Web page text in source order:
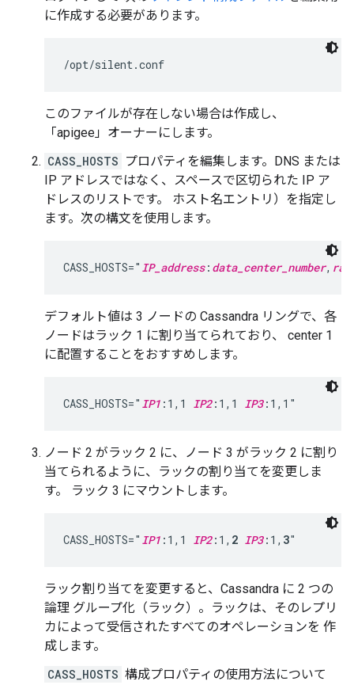
に作成する必要があります。
/opt/silent.conf
このファイルが存在しない場合は作成し、
「apigee」オーナーにします。
CASS_HOSTS プロパティを編集します。DNS または
IP アドレスではなく、スペースで区切られた IP ア
ドレスのリストです。 ホスト名エントリ）を指定し
ます。次の構文を使用します。
CASS_HOSTS=" IP_address: data_center_number,
デフォルト値は 3 ノードの Cassandra リングで、各
ノードはラック 1 に割り当てられており、 center 1
に配置することをおすすめします。
CASS_HOSTS=" IP1 :1,1 IP2:1,1 IP3:1,1"
ノード 2 がラック 2 に、ノード 3 がラック 2 に割り
当てられるように、ラックの割り当てを変更しま
す。 ラック 3 にマウントします。
CASS_HOSTS=" IP1 :1,1 IP2:1, 2 IP3:1, 3"
ラック割り当てを変更すると、Cassandra に 2 つの
論理 グループ化（ラック）。ラックは、そのレプリ
カによって受信されたすべてのオペレーションを 作
成します。
CASS_HOSTS 構成プロパティの使用方法について